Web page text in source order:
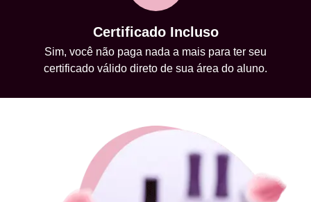
Certificado Incluso
Sim, você não paga nada a mais para ter seu
certificado válido direto de sua área do aluno.